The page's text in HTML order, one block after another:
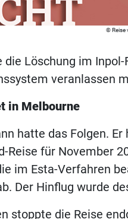
Reise
die Löschung im
veranlassen
in Melbourne
hatte das Folgen.
Reise für November
im Esta-Verfahren
Der Hinflug wurde
stoppte die Reise